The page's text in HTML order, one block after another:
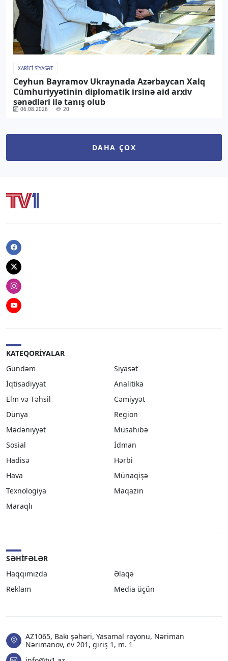
XARICI SIYASƏT
Ceyhun Bayramov Ukraynada Azərbaycan Xalq
Cümhuriyyətinin diplomatik irsinə aid arxiv
sənədləri ilə tanış olub
06.08.2026 20
DAHA ÇOX
Facebook
Twitter
Instagram
Youtube
KATEQORIYALAR
Gündəm
Siyasət
İqtisadiyyat
Analitika
Elm və Təhsil
Cəmiyyət
Dünya
Region
Mədəniyyət
Müsahibə
Sosial
İdman
Hadisə
Hərbi
Hava
Münaqişə
Texnologiya
Maqazin
Maraqlı
SƏHIFƏLƏR
Haqqımızda
Əlaqə
Reklam
Media üçün
AZ1065, Bakı şəhəri, Yasamal rayonu, Nəriman
Nərimanov, ev 201, giriş 1, m. 1